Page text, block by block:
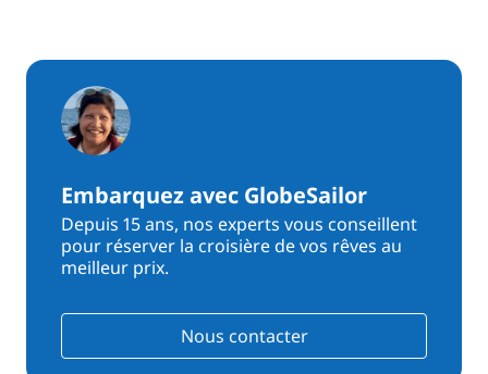
Embarquez avec GlobeSailor
Depuis 15 ans, nos experts vous conseillent
pour réserver la croisière de vos rêves au
meilleur prix.
Nous contacter